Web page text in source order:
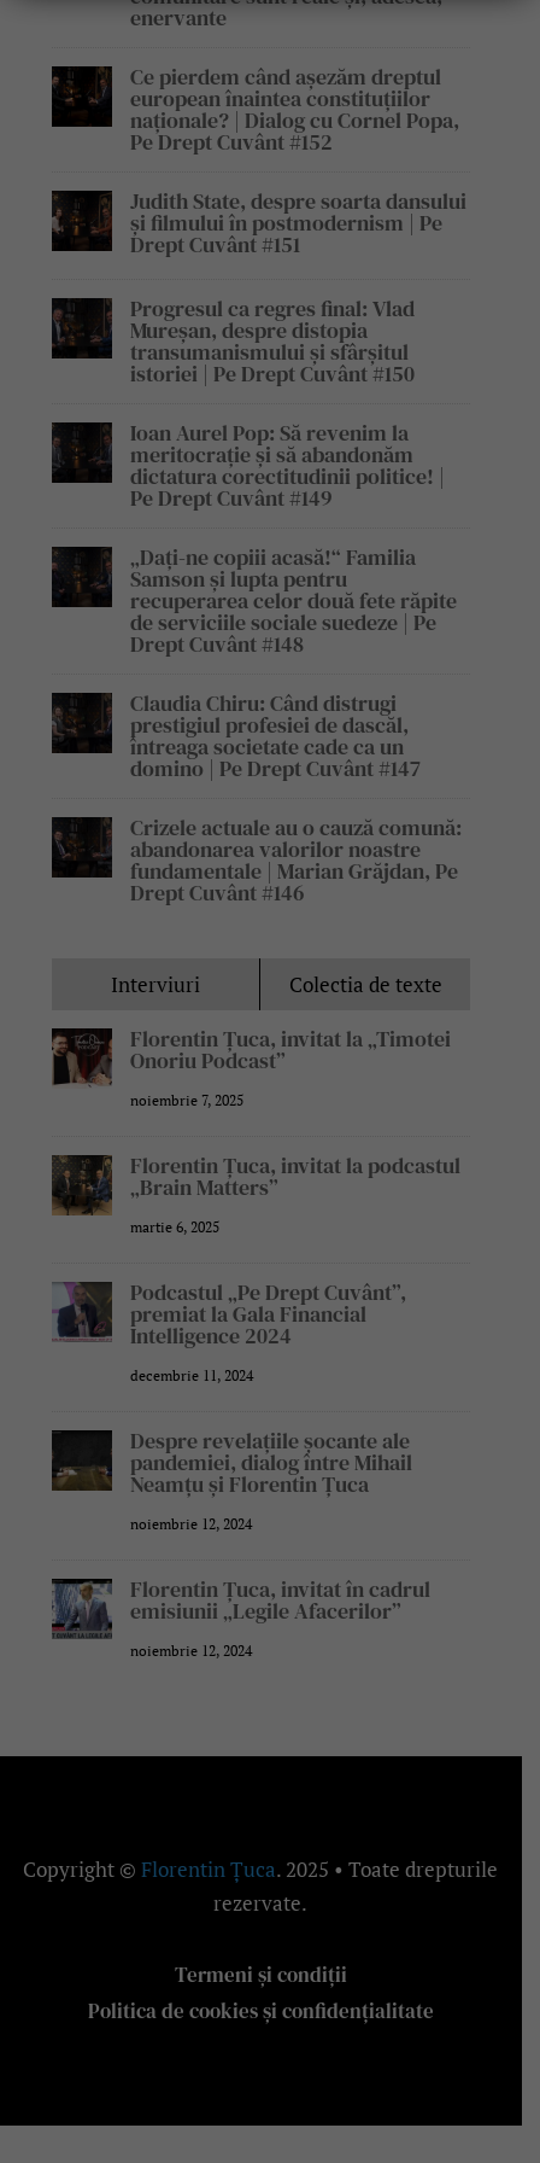
enervante
Ce pierdem când așezăm dreptul
european înaintea constituțiilor
naționale? | Dialog cu Cornel Popa,
Pe Drept Cuvânt #152
Judith State, despre soarta dansului
și filmului în postmodernism | Pe
Drept Cuvânt #151
Progresul ca regres final: Vlad
Mureșan, despre distopia
transumanismului și sfârșitul
istoriei | Pe Drept Cuvânt #150
Ioan Aurel Pop: Să revenim la
meritocrație și să abandonăm
dictatura corectitudinii politice! |
Pe Drept Cuvânt #149
„Dați-ne copiii acasă!“ Familia
Samson și lupta pentru
recuperarea celor două fete răpite
de serviciile sociale suedeze | Pe
Drept Cuvânt #148
Claudia Chiru: Când distrugi
prestigiul profesiei de dascăl,
întreaga societate cade ca un
domino | Pe Drept Cuvânt #147
Crizele actuale au o cauză comună:
abandonarea valorilor noastre
fundamentale | Marian Grăjdan, Pe
Drept Cuvânt #146
Interviuri Colectia de texte
Florentin Țuca, invitat la „Timotei
Onoriu Podcast”
noiembrie 7, 2025
Florentin Țuca, invitat la podcastul
„Brain Matters”
martie 6, 2025
Podcastul „Pe Drept Cuvânt”,
premiat la Gala Financial
Intelligence 2024
decembrie 11, 2024
Despre revelațiile șocante ale
pandemiei, dialog între Mihail
Neamțu și Florentin Țuca
noiembrie 12, 2024
Florentin Țuca, invitat în cadrul
emisiunii „Legile Afacerilor”
noiembrie 12, 2024
Copyright ©Florentin Țuca. 2025 • Toate drepturile
rezervate.
Termeni și condiții
Politica de cookies și confidențialitate